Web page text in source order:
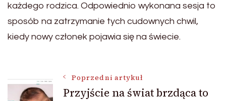
każdego rodzica. Odpowiednio wykonana sesja to
sposób na zatrzymanie tych cudownych chwil,
kiedy nowy członek pojawia się na świecie.
NawigacjaPoprzedni artykuł
Przyjście na świat brzdąca to